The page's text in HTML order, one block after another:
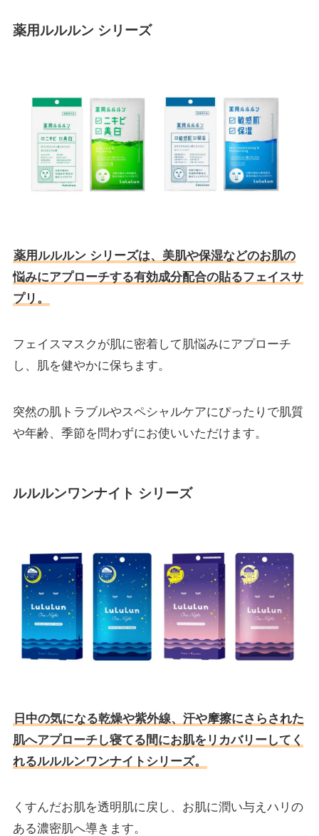
薬用ルルルン シリーズ
薬用ルルルン シリーズは、美肌や保湿などのお肌の
悩みにアプローチする有効成分配合の貼るフェイスサ
プリ。
フェイスマスクが肌に密着して肌悩みにアプローチ
し、肌を健やかに保ちます。
突然の肌トラブルやスペシャルケアにぴったりで肌質
や年齢、季節を問わずにお使いいただけます。
ルルルンワンナイト シリーズ
日中の気になる乾燥や紫外線、汗や摩擦にさらされた
肌へアプローチし寝てる間にお肌をリカバリーしてく
れるルルルンワンナイトシリーズ。
くすんだお肌を透明肌に戻し、お肌に潤い与えハリの
ある濃密肌へ導きます。